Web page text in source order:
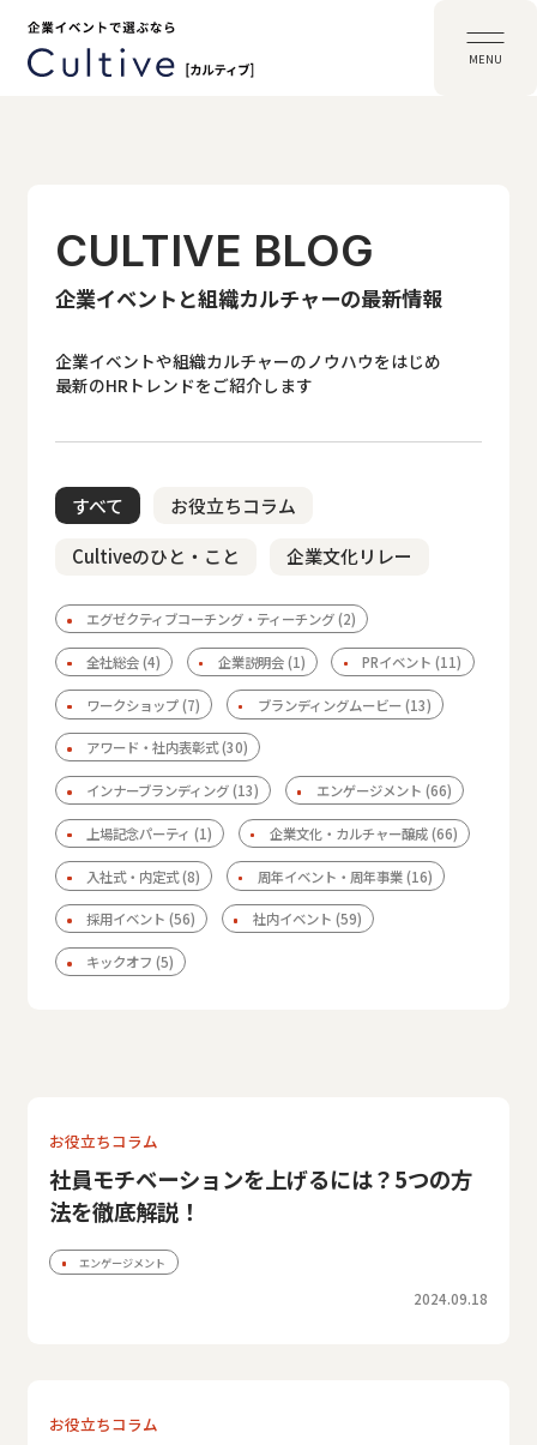
MENU
CULTIVE BLOG
企業イベントと組織カルチャーの最新情報
企業イベントや組織カルチャーのノウハウをはじめ
最新のHRトレンドをご紹介します
すべて お役立ちコラム
Cultiveのひと・こと 企業文化リレー
エグゼクティブコーチング・ティーチング(2)
全社総会(4) 企業説明会(1) PRイベント(11)
ワークショップ(7) ブランディングムービー(13)
アワード・社内表彰式(30)
インナーブランディング(13) エンゲージメント (66)
上場記念パーティ (1) 企業文化・カルチャー醸成(66)
入社式・内定式(8) 周年イベント・周年事業(16)
採用イベント (56) 社内イベント (59)
キックオフ (5)
お役立ちコラム
社員モチベーションを上げるには？5つの方
法を徹底解説！
エンゲージメント
2024.09.18
お役立ちコラム